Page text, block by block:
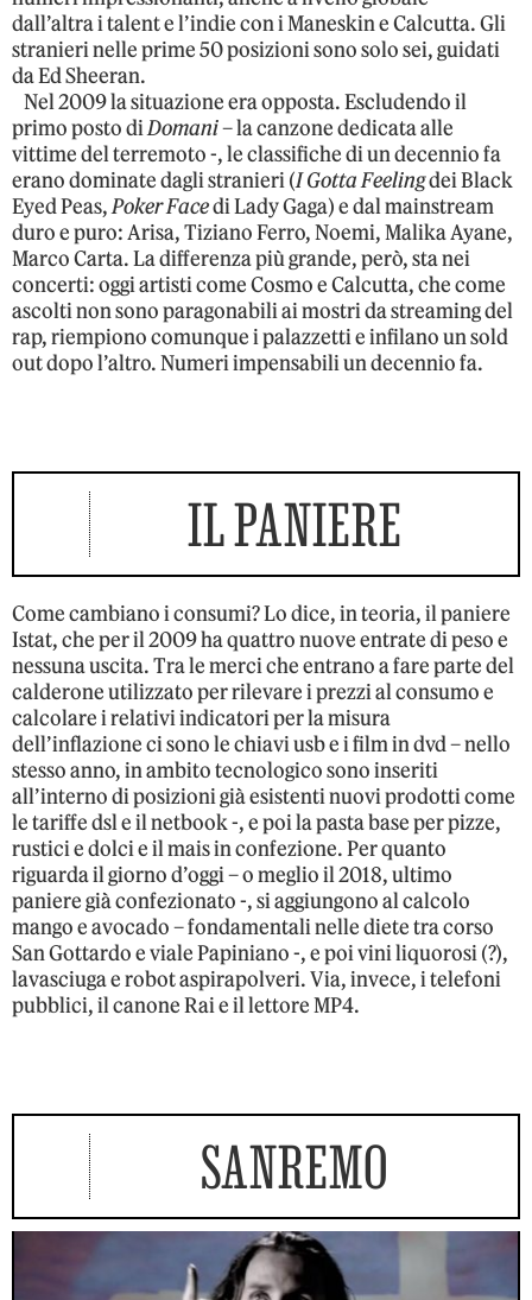
dall’altra i talent e l’indie con i Maneskin e Calcutta. Gli
stranieri nelle prime 50 posizioni sono solo sei, guidati
da Ed Sheeran.
Nel 2009 la situazione era opposta. Escludendo il
primo posto diDomani– la canzone dedicata alle
vittime del terremoto -, le classifiche di un decennio fa
erano dominate dagli stranieri (I Gotta Feelingdei Black
Eyed Peas,Poker Facedi Lady Gaga) e dal mainstream
duro e puro: Arisa, Tiziano Ferro, Noemi, Malika Ayane,
Marco Carta. La differenza più grande, però, sta nei
concerti: oggi artisti come Cosmo e Calcutta, che come
ascolti non sono paragonabili ai mostri da streaming del
rap, riempiono comunque i palazzetti e infilano un sold
out dopo l’altro. Numeri impensabili un decennio fa.
IL PANIERE
Come cambiano i consumi? Lo dice, in teoria, il paniere
Istat, che per il 2009 ha quattro nuove entrate di peso e
nessuna uscita. Tra le merci che entrano a fare parte del
calderone utilizzato per rilevare i prezzi al consumo e
calcolare i relativi indicatori per la misura
dell’inflazione ci sono le chiavi usb e i film in dvd – nello
stesso anno, in ambito tecnologico sono inseriti
all’interno di posizioni già esistenti nuovi prodotti come
le tariffe dsl e il netbook -, e poi la pasta base per pizze,
rustici e dolci e il mais in confezione. Per quanto
riguarda il giorno d’oggi – o meglio il 2018, ultimo
paniere già confezionato -, si aggiungono al calcolo
mango e avocado – fondamentali nelle diete tra corso
San Gottardo e viale Papiniano -, e poi vini liquorosi (?),
lavasciuga e robot aspirapolveri. Via, invece, i telefoni
pubblici, il canone Rai e il lettore MP4.
SANREMO